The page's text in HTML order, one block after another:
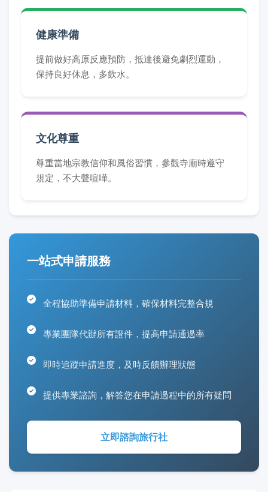
健康準備
提前做好高原反應預防，抵達後避免劇烈運動，
保持良好休息，多飲水。
文化尊重
尊重當地宗教信仰和風俗習慣，參觀寺廟時遵守
規定，不大聲喧嘩。
一站式申請服務
全程協助準備申請材料，確保材料完整合規
專業團隊代辦所有證件，提高申請通過率
即時追蹤申請進度，及時反饋辦理狀態
提供專業諮詢，解答您在申請過程中的所有疑問
立即諮詢旅行社